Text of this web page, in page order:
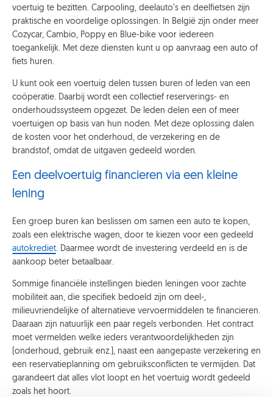
voertuig te bezitten. Carpooling, deelauto’s en deelfietsen zijn
praktische en voordelige oplossingen. In België zijn onder meer
Cozycar, Cambio, Poppy en Blue-bike voor iedereen
toegankelijk. Met deze diensten kunt u op aanvraag een auto of
fiets huren.
U kunt ook een voertuig delen tussen buren of leden van een
coöperatie. Daarbij wordt een collectief reserverings- en
onderhoudssysteem opgezet. De leden delen een of meer
voertuigen op basis van hun noden. Met deze oplossing dalen
de kosten voor het onderhoud, de verzekering en de
brandstof, omdat de uitgaven gedeeld worden.
Een deelvoertuig financieren via een kleine
lening
Een groep buren kan beslissen om samen een auto te kopen,
zoals een elektrische wagen, door te kiezen voor een gedeeld
autokrediet. Daarmee wordt de investering verdeeld en is de
aankoop beter betaalbaar.
Sommige financiële instellingen bieden leningen voor zachte
mobiliteit aan, die specifiek bedoeld zijn om deel-,
milieuvriendelijke of alternatieve vervoermiddelen te financieren.
Daaraan zijn natuurlijk een paar regels verbonden. Het contract
moet vermelden welke ieders verantwoordelijkheden zijn
(onderhoud, gebruik enz.), naast een aangepaste verzekering en
een reservatieplanning om gebruiksconflicten te vermijden. Dat
garandeert dat alles vlot loopt en het voertuig wordt gedeeld
zoals het hoort.